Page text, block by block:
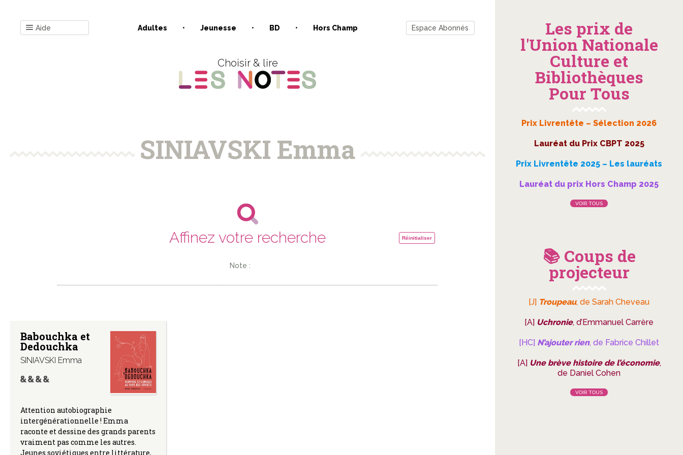
Aide Adultes Jeunesse BD Hors Champ Espace Abonnés
Choisir & lire
SINIAVSKI Emma
Affinez votre recherche
Note :
Réinitialiser
Babouchka et
Dedouchka
SINIAVSKI Emma
Attention autobiographie
intergénérationnelle ! Emma
raconte et dessine des grands parents
vraiment pas comme les autres.
Jeunes soviétiques entre littérature,
Les prix de
l'Union Nationale
Culture et
Bibliothèques
Pour Tous
Prix Livrentête – Sélection 2026
Lauréat du Prix CBPT 2025
Prix Livrentête 2025 – Les lauréats
Lauréat du prix Hors Champ 2025
VOIR TOUS
📚 Coups de
projecteur
[J] Troupeau, de Sarah Cheveau
[A] Uchronie, d’Emmanuel Carrère
[HC] N’ajouter rien, de Fabrice Chillet
[A] Une brève histoire de l’économie,
de Daniel Cohen
VOIR TOUS